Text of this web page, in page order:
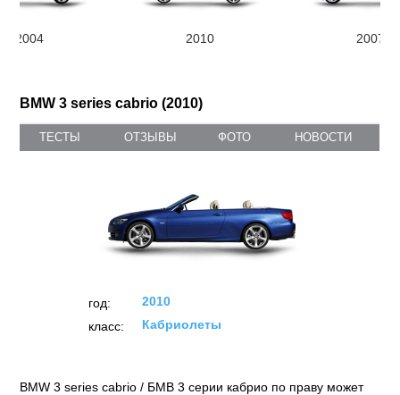
2004 2010 2007
BMW 3 series cabrio (2010)
ТЕСТЫ ОТЗЫВЫ ФОТО НОВОСТИ
год:
2010
класс:
Кабриолеты
BMW 3 series cabrio / БМВ 3 серии кабрио по праву может